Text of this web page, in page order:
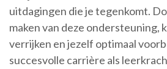
uitdagingen die je tegenkomt.
maken van deze ondersteuning,
verrijken en jezelf optimaal
succesvolle carrière als